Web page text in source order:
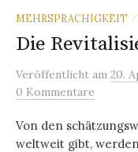
MEHRSPRACHIGKEIT /
Die
Veröffentlicht am 20.
0 Kommentare
Von den
weltweit gibt,